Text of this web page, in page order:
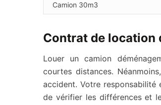
Camion 30m3
Contrat de location
Louer un camion
courtes distances.
accident. Votre responsabilité
de vérifier les différences et